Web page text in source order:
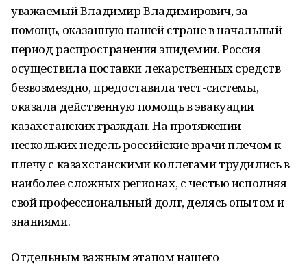
уважаемый Владимир Владимирович, за
помощь, оказанную нашей стране в начальный
период распространения эпидемии. Россия
осуществила поставки лекарственных средств
безвозмездно, предоставила тест-системы,
оказала действенную помощь в эвакуации
казахстанских граждан. На протяжении
нескольких недель российские врачи плечом к
плечу с казахстанскими коллегами трудились в
наиболее сложных регионах, с честью исполняя
свой профессиональный долг, делясь опытом и
знаниями.
Отдельным важным этапом нашего